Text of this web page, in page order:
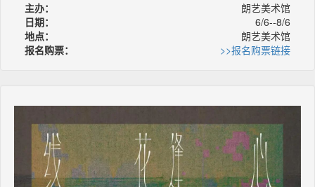
主办：
朗艺美术馆
日期：
6/6--8/6
地点：
朗艺美术馆
报名购票：
>>报名购票链接